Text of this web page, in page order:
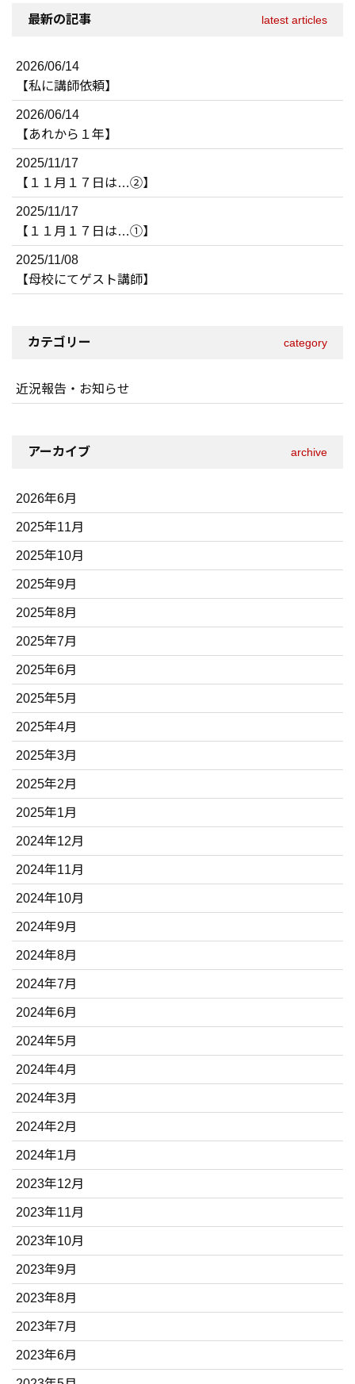
最新の記事 latest articles
2026/06/14
【私に講師依頼】
2026/06/14
【あれから１年】
2025/11/17
【１１月１７日は…②】
2025/11/17
【１１月１７日は…①】
2025/11/08
【母校にてゲスト講師】
カテゴリー category
近況報告・お知らせ
アーカイブ archive
2026年6月
2025年11月
2025年10月
2025年9月
2025年8月
2025年7月
2025年6月
2025年5月
2025年4月
2025年3月
2025年2月
2025年1月
2024年12月
2024年11月
2024年10月
2024年9月
2024年8月
2024年7月
2024年6月
2024年5月
2024年4月
2024年3月
2024年2月
2024年1月
2023年12月
2023年11月
2023年10月
2023年9月
2023年8月
2023年7月
2023年6月